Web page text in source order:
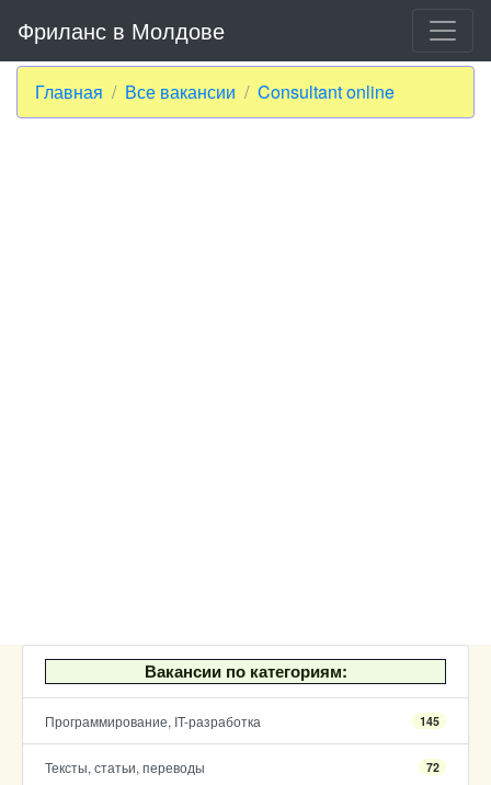
Фриланс в Молдове
Главная Все вакансии Consultant online
Вакансии по категориям:
Программирование, IT-разработка 145
Тексты, статьи, переводы 72